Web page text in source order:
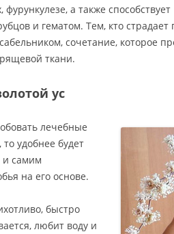
фурункулезе, а также
и гематом. Тем, кто
сочетание, которое
ткани.
ус
лечебные
то удобнее будет
и самим
на его основе.
быстро
любит воду и